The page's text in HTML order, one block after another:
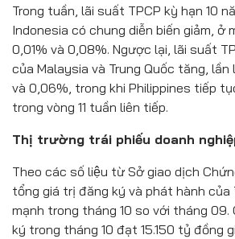
Trong tuần, lãi suất TPCP kỳ hạn 10
Indonesia có chung diễn biến giảm, ở
0,01% và 0,08%. Ngược lại, lãi suất
của Malaysia và Trung Quốc tăng,
và 0,06%, trong khi Philippines tiếp
trong vòng 11 tuần liên tiếp.
Thị trường trái phiếu doanh
Theo các số liệu từ Sở giao dịch
tổng giá trị đăng ký và phát hành của
mạnh trong tháng 10 so với tháng 09.
ký trong tháng 10 đạt 15.150 tỷ đồng